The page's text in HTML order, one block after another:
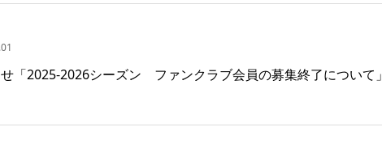
「2025‐2026シーズン ファンクラブ会員の募集終了について」